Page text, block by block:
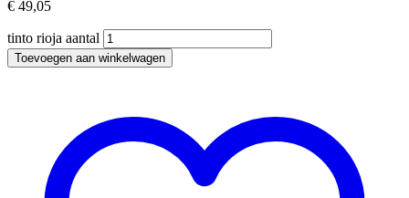
€ 49,05
tinto rioja aantal
Toevoegen aan winkelwagen